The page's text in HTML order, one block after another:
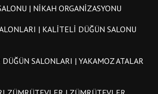
SALONLARI | YAKAMOZ GALA
| KARTAL NIŞAN MEKANI |